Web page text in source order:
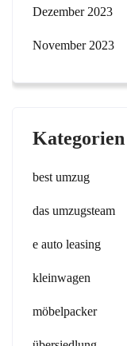
Dezember 2023
November 2023
Kategorien
best umzug
das umzugsteam
e auto leasing
kleinwagen
möbelpacker